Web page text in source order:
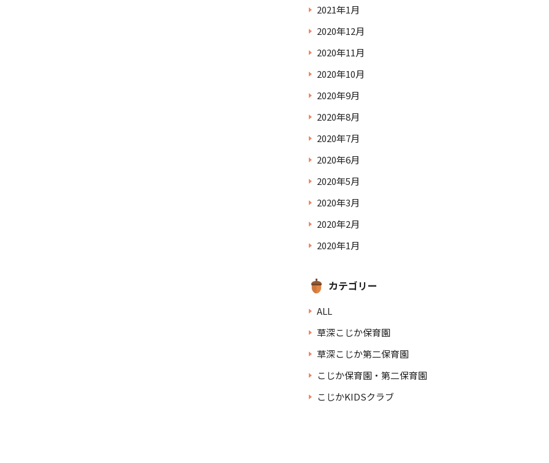
2021年1月
2020年12月
2020年11月
2020年10月
2020年9月
2020年8月
2020年7月
2020年6月
2020年5月
2020年3月
2020年2月
2020年1月
カテゴリー
ALL
草深こじか保育園
草深こじか第二保育園
こじか保育園・第二保育園
こじかKIDSクラブ